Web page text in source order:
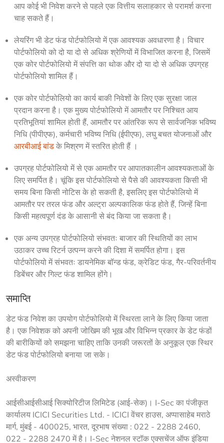
आप कोई भी निवेश करने से पहले एक वित्तीय सलाहकार से परामर्श करना
चाह सकते हैं।
लेयरिंग भी डेट फंड पोर्टफोलियो में एक आवश्यक अवधारणा है। विचार
पोर्टफोलियो को दो या दो से अधिक श्रेणियों में विभाजित करना है, जिसमें
एक कोर पोर्टफोलियो में संपत्ति का थोक और दो या दो से अधिक उपग्रह
पोर्टफोलियो शामिल हैं।
एक कोर पोर्टफोलियो का कार्य बाकी निवेशों के लिए एक सुरक्षा जाल
प्रदान करना है। एक मुख्य पोर्टफोलियो में आमतौर पर निश्चित आय
प्रतिभूतियां शामिल होती हैं, आमतौर पर आंतरिक रूप से सार्वजनिक भविष्य
निधि (पीपीएफ), कर्मचारी भविष्य निधि (ईपीएफ), लघु बचत योजनाओं और
आरबीआई बांड के मिश्रण में स्तरित होती हैं ।
उपग्रह पोर्टफोलियो में से एक आमतौर पर आपातकालीन आवश्यकताओं के
लिए समर्पित है। चूंकि इस पोर्टफोलियो से पैसे की आवश्यकता किसी भी
समय बिना किसी नोटिस के हो सकती है, इसलिए इस पोर्टफोलियो में
आमतौर पर तरल फंड और अल्ट्रा अल्पकालिक फंड होते हैं, जिन्हें बिना
किसी महत्वपूर्ण दंड के आसानी से बंद किया जा सकता है।
एक अन्य उपग्रह पोर्टफोलियो संभवतः बाजार की स्थितियों का लाभ
उठाकर उच्च रिटर्न उत्पन्न करने की दिशा में समर्पित होगा। इस
पोर्टफोलियो में संभवतः डायनेमिक बॉन्ड फंड, क्रेडिट फंड, गैर-परिवर्तनीय
डिबेंचर और गिल्ट फंड शामिल होंगे।
समाप्ति
डेट फंड निवेश का उपयोग पोर्टफोलियो में स्थिरता लाने के लिए किया जाता
है। एक निवेशक को अपनी जोखिम की भूख और विभिन्न प्रकार के डेट फंडों
की बारीकियों को समझना चाहिए ताकि उनकी जरूरतों के अनुकूल एक स्थिर
डेट फंड पोर्टफोलियो बनाया जा सके।
अस्वीकरण
आईसीआईसीआई सिक्योरिटीज लिमिटेड (आई-सेक)। I-Sec का पंजीकृत
कार्यालय ICICI Securities Ltd. - ICICI वेंचर हाउस, अप्पासाहेब मराठे
मार्ग, मुंबई - 400025, भारत, दूरभाष संख्या : 022 - 2288 2460,
022 - 2288 2470 में है। I-Sec नेशनल स्टॉक एक्सचेंज ऑफ इंडिया